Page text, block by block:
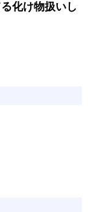
化け物扱いし